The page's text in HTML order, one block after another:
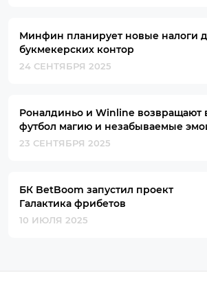
Минфин планирует новые налоги
букмекерских контор
24 СЕНТЯБРЯ 2025
Роналдиньо и Winline возвращают
футбол магию и незабываемые
23 СЕНТЯБРЯ 2025
БК BetBoom запустил проект
Галактика фрибетов
10 ИЮЛЯ 2025